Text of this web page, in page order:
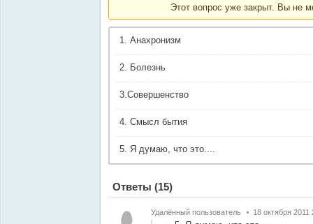
Этот вопрос уже закрыт. Вы не
1. Анахронизм
2. Болезнь
3.Совершенство
4. Смысл бытия
5. Я думаю, что это....
Ответы (15)
Удалённый пользователь 18 октября 2011